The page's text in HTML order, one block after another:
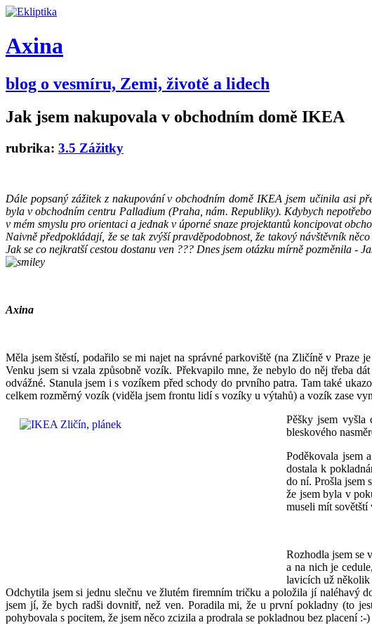
Axina
blog o vesmíru, Zemi, životě a lidech
Jak jsem nakupovala v obchodním domě IKEA
rubrika: 3.5 Zážitky
Dále popsaný zážitek z nakupování v obchodním domě IKEA jsem učinila asi
byla v obchodním centru Palladium (Praha, nám. Republiky). Kdybych
v mém smyslu pro orientaci a jednak v úporné snaze projektantů koncipovat
Naivně předpokládají, že se tak zvýší pravděpodobnost, že takový návštěvník
Jak se co nejkratší cestou dostanu ven ??? Dnes jsem otázku mírně pozměnila -
Axina
Měla jsem štěstí, podařilo se mi najet na správné parkoviště (na Zličíně v
Venku jsem si vzala způsobně vozík. Překvapilo mne, že nebylo do něj třeba
odvážné. Stanula jsem i s vozíkem před schody do prvního patra. Tam také
celkem rozměrný vozík (viděla jsem frontu lidí s vozíky u výtahů) a vozík zase
Pěšky jsem
bleskového
Poděkovala jsem
dostala k
do ní. Prošla jsem
že jsem byla v
museli mít sovětští
Rozhodla jsem se
a na nich je
lavicích už několik
Odchytila jsem si jednu slečnu ve žlutém firemním tričku a položila jí naléhavý
jsem jí, že bych radši dovnitř, než ven. Poradila mi, že u první pokladny (to
pohybovala s pocitem, že jsem něco zcizila a prodrala se pokladnou bez placení :-)